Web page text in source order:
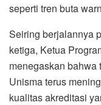
seperti tren buta
Seiring berjalannya
ketiga, Ketua
menegaskan bahwa
Unisma terus
kualitas akreditasi